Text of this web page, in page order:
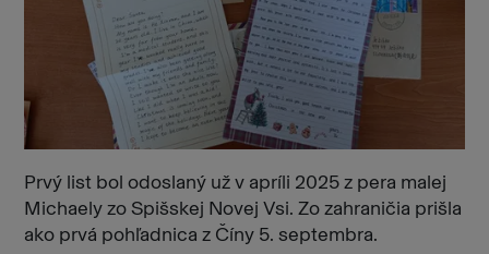
Prvý list bol odoslaný už v apríli 2025 z pera malej
Michaely zo Spišskej Novej Vsi. Zo zahraničia prišla
ako prvá pohľadnica z Číny 5. septembra.